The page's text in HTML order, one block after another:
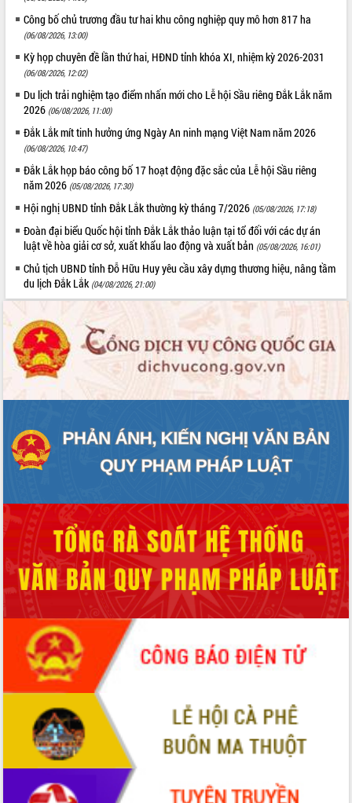
Tăng cường giám sát, đôn đốc thực
hàng tuần
Tháo gỡ những vướng mắc, đẩy mạnh
công tác cải cách thủ tục hành chính
tại Trung tâm Phục vụ hành chính
công tỉnh
Đắk Lắk: Tôn vinh 46 giải pháp tại Hội
thi Sáng tạo Kỹ thuật 2024 - 2025
Đắk Lắk rà soát, điều chỉnh Đề án 190
về phát triển nuôi trồng thủy sản
Phó Chủ tịch UBND tỉnh Đắk Lắk
Trương Công Thái kiểm tra thực địa
Dự án cao tốc Khánh Hòa - Buôn Ma
Thuột
Định vị cà phê Việt Nam như một “di
sản sống” trong dòng chảy toàn cầu
Xây dựng nông thôn mới: Nâng cao đời
sống người dân từ những mô hình thiết
thực
Quyết liệt tháo gỡ vướng mắc, đẩy
nhanh tiến độ các dự án trọng điểm
trong Khu kinh tế Nam Phú Yên
tồn biển
Lấy ý kiến điều chỉnh Quy hoạch tỉnh
Đắk Lắk thời kỳ 2021-2030, tầm nhìn
Phát động chiến dịch 30 ngày đêm
giải phóng mặt bằng Tuyến đường bộ
ven biển
Đắk Lắk nỗ lực thúc đẩy tăng trưởng
kinh tế từ 10% trở lên trong Quý
II/2026
Đắk Lắk ký kết thỏa thuận hợp tác về
chuyển đổi số giai đoạn 2026 – 2030
với Tập đoàn Bưu chính Viễn thông
Việt Nam
Thứ trưởng Bộ Y tế làm việc với tỉnh
Đắk Lắk về phát triển nhân lực y tế
cho trạm y tế cấp xã
Du lịch Đắk Lắk nâng tầm trải nghiệm
du khách thông qua Hệ thống cơ sở dữ
liệu và Bản đồ số
Tập huấn ứng dụng trí tuệ nhân tạo (AI)
trong thương mại điện tử năm 2026
Công bố chủ trương đầu tư hai khu công nghiệp quy mô hơn 817 ha
(06/08/2026, 13:00)
Kỳ họp chuyên đề lần thứ hai, HĐND tỉnh khóa XI, nhiệm kỳ 2026-2031
(06/08/2026, 12:02)
Du lịch trải nghiệm tạo điểm nhấn mới cho Lễ hội Sầu riêng Đắk Lắk năm
2026 (06/08/2026, 11:00)
Đắk Lắk mít tinh hưởng ứng Ngày An ninh mạng Việt Nam năm 2026
(06/08/2026, 10:47)
Đắk Lắk họp báo công bố 17 hoạt động đặc sắc của Lễ hội Sầu riêng
năm 2026 (05/08/2026, 17:30)
Hội nghị UBND tỉnh Đắk Lắk thường kỳ tháng 7/2026 (05/08/2026, 17:18)
Đoàn đại biểu Quốc hội tỉnh Đắk Lắk thảo luận tại tổ đối với các dự án
luật về hòa giải cơ sở, xuất khẩu lao động và xuất bản (05/08/2026, 16:01)
Chủ tịch UBND tỉnh Đỗ Hữu Huy yêu cầu xây dựng thương hiệu, nâng tầm
du lịch Đắk Lắk (04/08/2026, 21:00)